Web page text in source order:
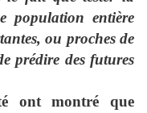
population entière
ou proches de
prédire des futures
ont montré que